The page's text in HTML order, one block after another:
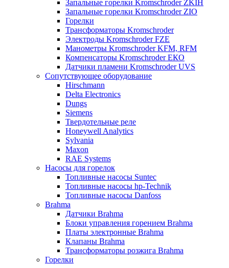
Запальные горелки Kromschroder ZKIH
Запальные горелки Kromschroder ZIO
Горелки
Трансформаторы Kromschroder
Электроды Kromschroder FZE
Манометры Kromschroder KFM, RFM
Компенсаторы Kromschroder ЕКО
Датчики пламени Kromschroder UVS
Сопутствующее оборудование
Hirschmann
Delta Electronics
Dungs
Siemens
Твердотельные реле
Honeywell Analytics
Sylvania
Maxon
RAE Systems
Насосы для горелок
Топливные насосы Suntec
Топливные насосы hp-Technik
Топливные насосы Danfoss
Brahma
Датчики Brahma
Блоки управления горением Brahma
Платы электронные Brahma
Клапаны Brahma
Трансформаторы розжига Brahma
Горелки